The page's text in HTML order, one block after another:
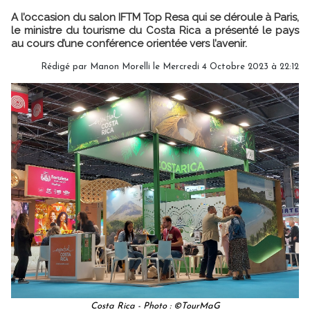
A l’occasion du salon IFTM Top Resa qui se déroule à Paris,
le ministre du tourisme du Costa Rica a présenté le pays
au cours d’une conférence orientée vers l’avenir.
Rédigé par Manon Morelli le Mercredi 4 Octobre 2023 à 22:12
Costa Rica - Photo : ©TourMaG